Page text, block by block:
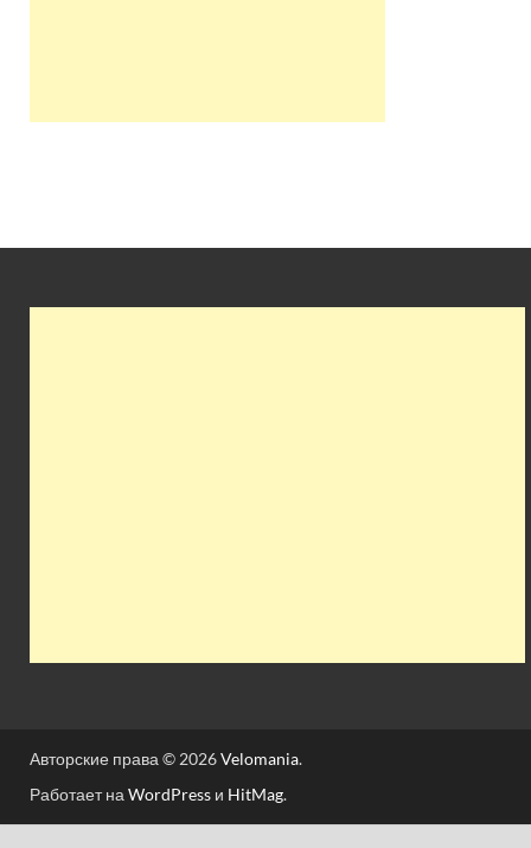
Авторские права © 2026Velomania.
Работает на WordPress и HitMag.